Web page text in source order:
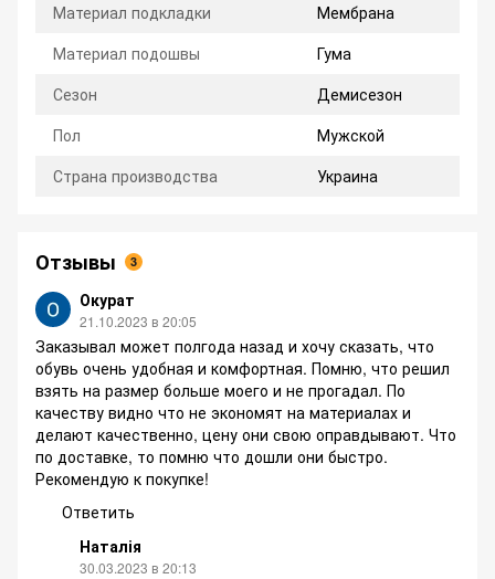
Материал подкладки
Мембрана
Материал подошвы
Гума
Сезон
Демисезон
Пол
Мужской
Страна производства
Украина
Отзывы 3
Окурат
21.10.2023 в 20:05
Заказывал может полгода назад и хочу сказать, что
обувь очень удобная и комфортная. Помню, что решил
взять на размер больше моего и не прогадал. По
качеству видно что не экономят на материалах и
делают качественно, цену они свою оправдывают. Что
по доставке, то помню что дошли они быстро.
Рекомендую к покупке!
Ответить
Наталія
30.03.2023 в 20:13